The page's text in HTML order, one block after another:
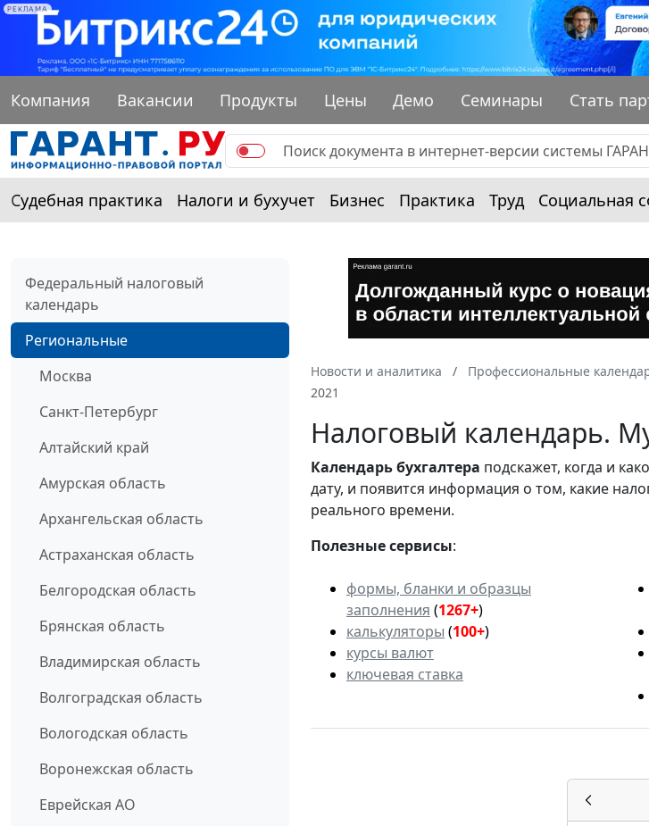
РЕКЛАМА
Компания Вакансии Продукты Цены Демо Семинары Стать
Судебная практика Налоги и бухучет Бизнес Практика Труд Социальная
Федеральный налоговый
календарь
Региональные
Москва
Санкт-Петербург
Алтайский край
Амурская область
Архангельская область
Астраханская область
Белгородская область
Брянская область
Владимирская область
Волгоградская область
Вологодская область
Воронежская область
Еврейская АО
Новости и аналитика Профессиональные
2021
Налоговый календарь.
Календарьбухгалтера подскажет, когда и
дату, и появится информация о том, какие
реального времени.
Полезные сервисы:
формы, бланки и образцы
заполнения (1267+)
калькуляторы (100+)
курсы валют
ключевая ставка